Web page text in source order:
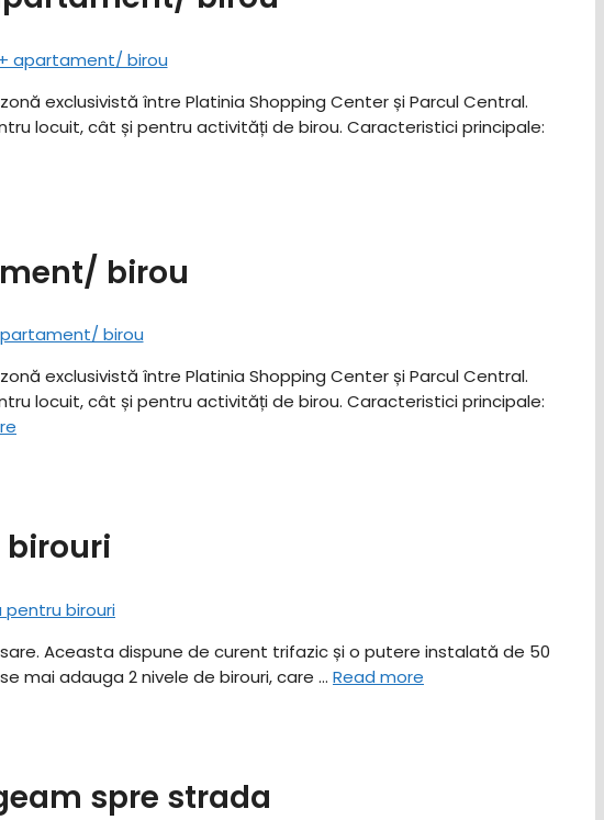
exclusivistă între Platinia Shopping Center și Parcul Central.
locuit, cât și pentru activități de birou. ​Caracteristici principale:
birou
exclusivistă între Platinia Shopping Center și Parcul Central.
locuit, cât și pentru activități de birou. ​Caracteristici principale:
birouri
Aceasta dispune de curent trifazic și o putere instalată de 50
mai adauga 2 nivele de birouri, care … Read more
spre strada